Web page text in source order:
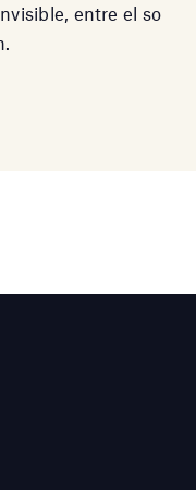
entre el so